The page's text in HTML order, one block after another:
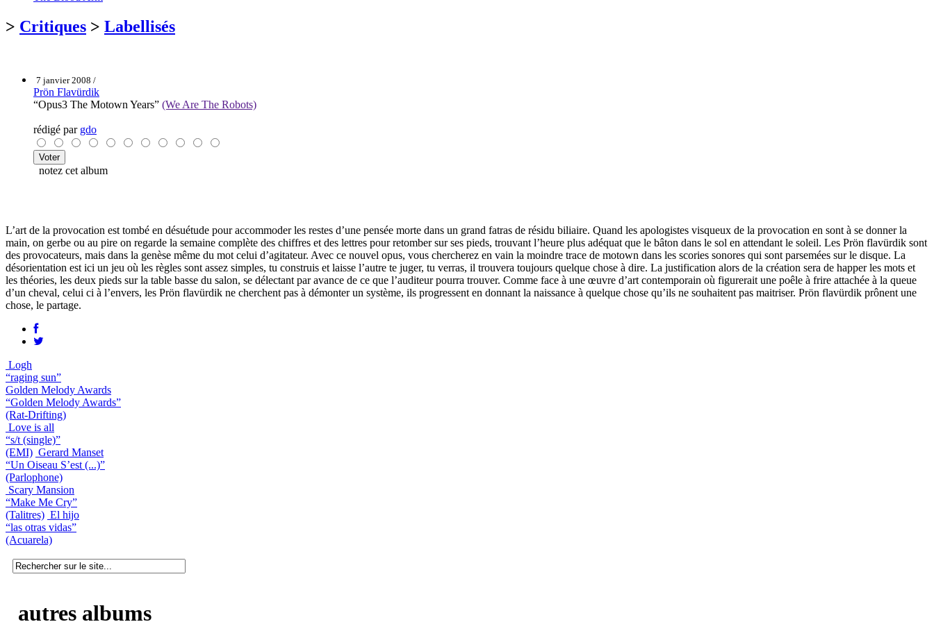
> Critiques > Labellisés
7 janvier 2008 /
Prön Flavürdik
“Opus3 The Motown Years” (We Are The Robots)
rédigé par gdo
notez cet album
L’art de la provocation est tombé en désuétude pour accommoder les restes d’une pensée morte dans un grand fatras de résidu biliaire. Quand les apologistes visqueux de la provocation en sont à se donner la
main, on gerbe ou au pire on regarde la semaine complète des chiffres et des lettres pour retomber sur ses pieds, trouvant l’heure plus adéquat que le bâton dans le sol en attendant le soleil. Les Prön flavürdik sont
des provocateurs, mais dans la genèse même du mot celui d’agitateur. Avec ce nouvel opus, vous chercherez en vain la moindre trace de motown dans les scories sonores qui sont parsemées sur le disque. La
désorientation est ici un jeu où les règles sont assez simples, tu construis et laisse l’autre te juger, tu verras, il trouvera toujours quelque chose à dire. La justification alors de la création sera de happer les mots et
les théories, les deux pieds sur la table basse du salon, se délectant par avance de ce que l’auditeur pourra trouver. Comme face à une œuvre d’art contemporain où figurerait une poêle à frire attachée à la queue
d’un cheval, celui ci à l’envers, les Prön flavürdik ne cherchent pas à démonter un système, ils progressent en donnant la naissance à quelque chose qu’ils ne souhaitent pas maitriser. Prön flavürdik prônent une
chose, le partage.
Logh
“raging sun”
Golden Melody Awards
“Golden Melody Awards”
(Rat-Drifting)
Love is all
“s/t (single)”
(EMI) Gerard Manset
“Un Oiseau S’est (...)”
(Parlophone)
Scary Mansion
“Make Me Cry”
(Talitres) El hijo
“las otras vidas”
(Acuarela)
autres albums